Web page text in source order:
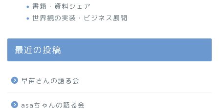
書籍・資料シェア
世界観の実装・ビジネス展開
最近の投稿
早苗さんの語る会
asaちゃんの語る会